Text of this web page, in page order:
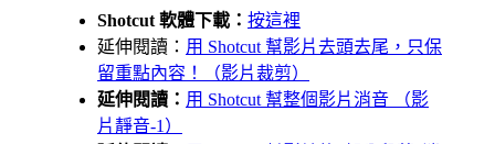
Shotcut 軟體下載： 按這裡
延伸閱讀： 用 Shotcut 幫影片去頭去尾，只保
留重點內容！（影片裁剪）
延伸閱讀： 用 Shotcut 幫整個影片消音 （影
片靜音-1）